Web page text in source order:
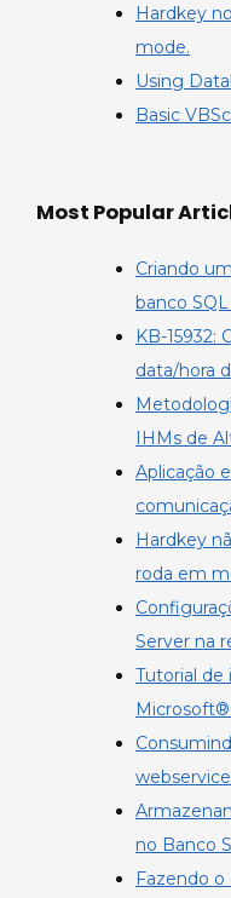
Hardkey
mode.
Using
Basic
Most Popular
Criando
banco
KB-15932:
data/hora
IHMs de
Aplicação
Hardkey
roda em
Server na
Tutorial de
Microsoft®
no Banco
Fazendo